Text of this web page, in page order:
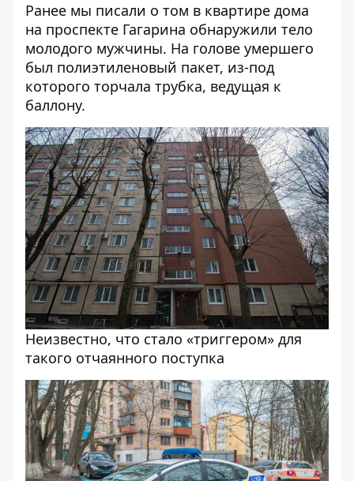
Ранее мы писали о том в квартире дома
на проспекте Гагарина обнаружили тело
молодого мужчины. На голове умершего
был полиэтиленовый пакет, из-под
которого торчала трубка, ведущая к
баллону.
Неизвестно, что стало «триггером» для
такого отчаянного поступка